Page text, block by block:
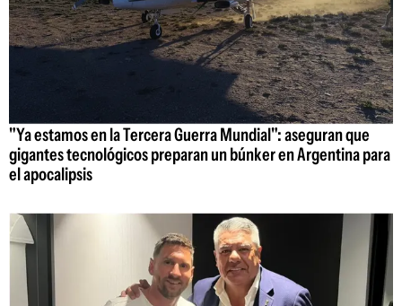
"Ya estamos en la Tercera Guerra Mundial": aseguran que
gigantes tecnológicos preparan un búnker en Argentina para
el apocalipsis